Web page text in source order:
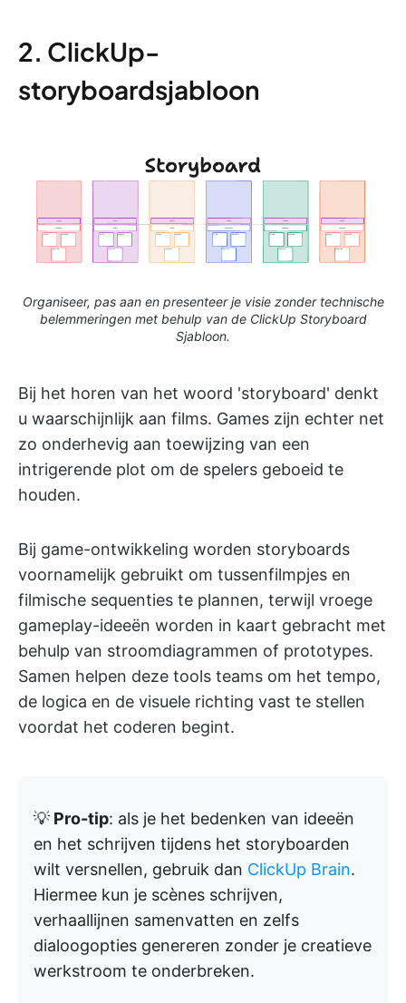
2. ClickUp-
storyboardsjabloon
Organiseer, pas aan en presenteer je visie zonder technische
belemmeringen met behulp van de ClickUp Storyboard
Sjabloon.
Bij het horen van het woord 'storyboard' denkt
u waarschijnlijk aan films. Games zijn echter net
zo onderhevig aan toewijzing van een
intrigerende plot om de spelers geboeid te
houden.
Bij game-ontwikkeling worden storyboards
voornamelijk gebruikt om tussenfilmpjes en
filmische sequenties te plannen, terwijl vroege
gameplay-ideeën worden in kaart gebracht met
behulp van stroomdiagrammen of prototypes.
Samen helpen deze tools teams om het tempo,
de logica en de visuele richting vast te stellen
voordat het coderen begint.
💡 Pro-tip: als je het bedenken van ideeën
en het schrijven tijdens het storyboarden
wilt versnellen, gebruik dan ClickUp Brain.
Hiermee kun je scènes schrijven,
verhaallijnen samenvatten en zelfs
dialoogopties genereren zonder je creatieve
werkstroom te onderbreken.